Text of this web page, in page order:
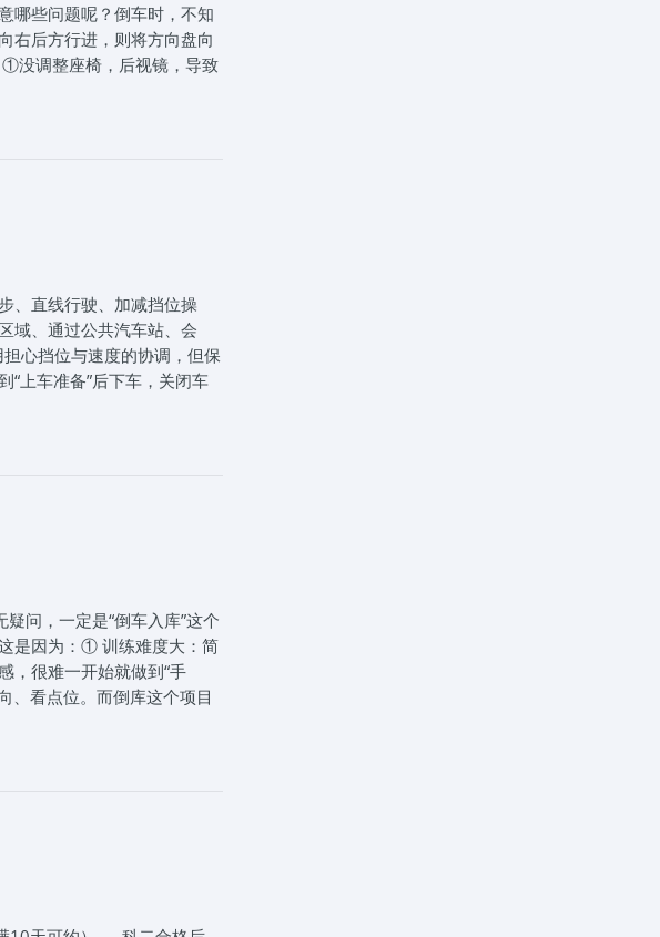
哪些问题呢？倒车时，不知
右后方行进，则将方向盘向
没调整座椅，后视镜，导致
员的座椅还有后视镜的位
离，做出微调，尽量让车
。石家庄思毅学车报名电
、直线行驶、加减挡位操
域、通过公共汽车站、会
心挡位与速度的协调，但保
“上车准备”后下车，关闭车
考试。灯光考试完成后需
调方向盘（调整角度不超
提前打开转向灯（保持3
线。超车、超车只能从前
车道，调整车身，加速，
量把车身往另一侧方向靠
车线的位置（大概在偏右2/3
刹后再解开安全带，左右
勤加练习再加平稳的心态，
问，一定是“倒车入库”这个
是因为：① 训练难度大：简
，很难一开始就做到“手
、看点位。而倒库这个项目
题，需要特别注意：车速
只有学会提前预判，才能
方向盘打早了、车身距离
其实很简单，学员记住两
方向，右后轮边距宽了往